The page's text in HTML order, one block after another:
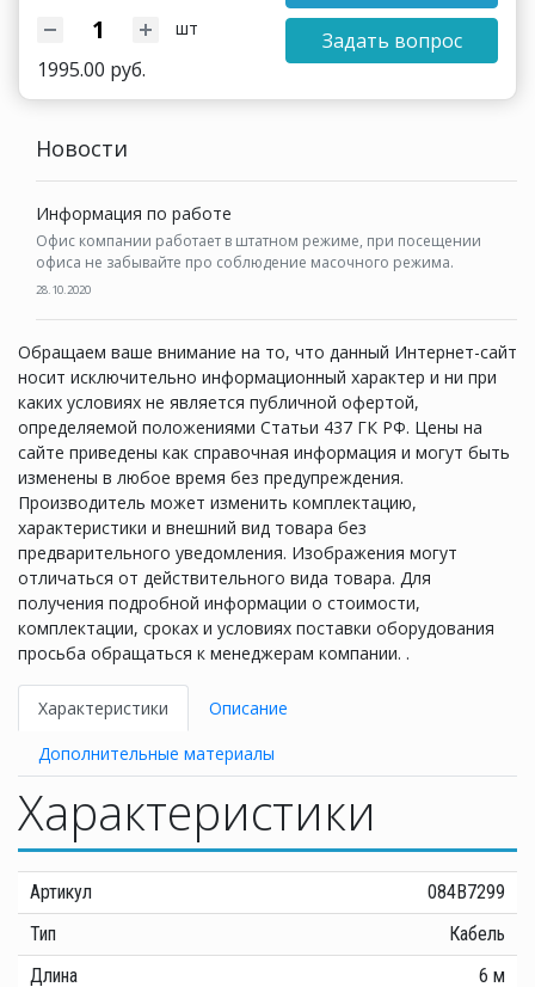
шт
1995.00 руб.
Задать вопрос
Новости
Информация по работе
Офис компании работает в штатном режиме, при посещении
офиса не забывайте про соблюдение масочного режима.
28.10.2020
Обращаем ваше внимание на то, что данный Интернет-сайт
носит исключительно информационный характер и ни при
каких условиях не является публичной офертой,
определяемой положениями Статьи 437 ГК РФ. Цены на
сайте приведены как справочная информация и могут быть
изменены в любое время без предупреждения.
Производитель может изменить комплектацию,
характеристики и внешний вид товара без
предварительного уведомления. Изображения могут
отличаться от действительного вида товара. Для
получения подробной информации о стоимости,
комплектации, сроках и условиях поставки оборудования
просьба обращаться к менеджерам компании. .
Характеристики
Описание
Дополнительные материалы
Характеристики
Артикул
084B7299
Тип
Кабель
Длина
6 м